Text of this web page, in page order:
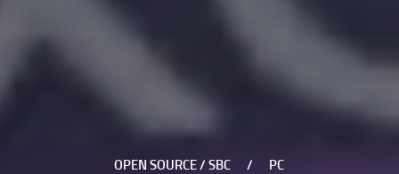
OPEN SOURCE / SBC /
PC